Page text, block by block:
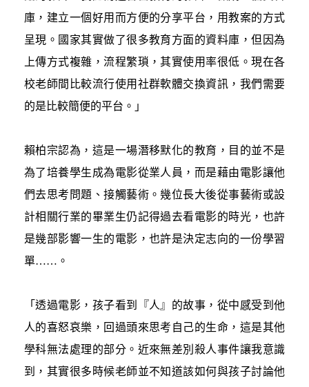
庫，建立一個好用而方便的分享平台，用教案的方式
呈現。國家其實做了很多教育方面的資料庫，但因為
上傳方式複雜，流程繁瑣，其實使用率很低。現在各
校老師間比較流行使用社群軟體交換資訊，我們需要
的是比較簡便的平台。」
賴柏宗認為，這是一場潛移默化的教育，目的並不是
為了培養學生成為電影從業人員，而是藉由電影讓他
們去思考問題、接觸藝術。幾位長大後從事藝術或設
計相關行業的畢業生仍記得過去看電影的時光，也許
是幾部影響一生的電影，也許是決定志向的一份學習
單……。
「透過電影，孩子看到『人』的故事，從中感受到他
人的喜怒哀樂，回過頭來思考自己的生命，這是其他
學科無法處理的部分。近來無差別殺人事件讓我意識
到，其實很多時候老師並不知道該如何與孩子討論他